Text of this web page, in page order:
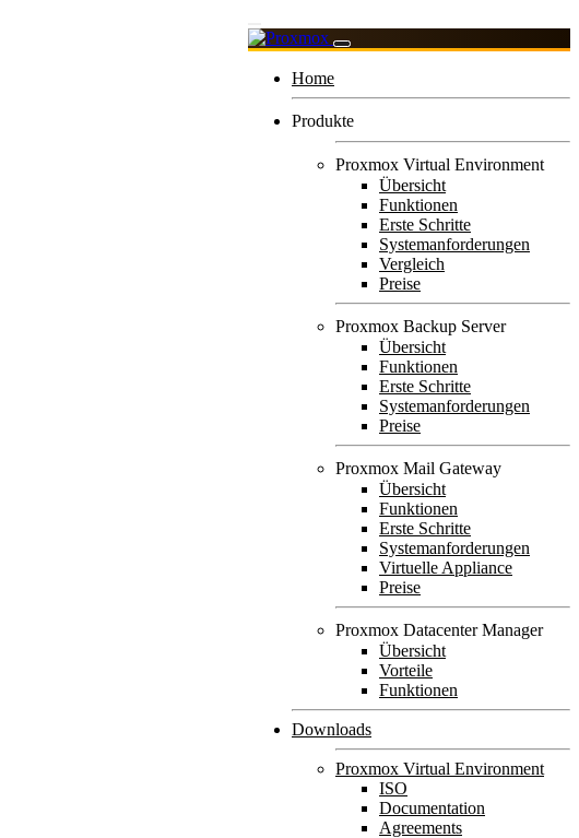
Home
Produkte
Proxmox Virtual Environment
Übersicht
Funktionen
Erste Schritte
Systemanforderungen
Vergleich
Preise
Proxmox Backup Server
Übersicht
Funktionen
Erste Schritte
Systemanforderungen
Preise
Proxmox Mail Gateway
Übersicht
Funktionen
Erste Schritte
Systemanforderungen
Virtuelle Appliance
Preise
Proxmox Datacenter Manager
Übersicht
Vorteile
Funktionen
Downloads
Proxmox Virtual Environment
ISO
Documentation
Agreements